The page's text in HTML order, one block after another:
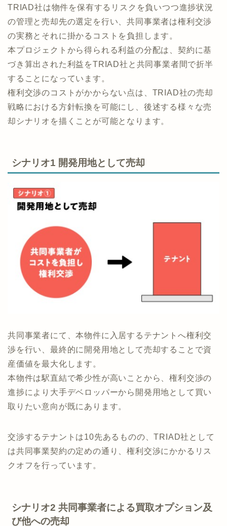
TRIAD社は物件を保有するリスクを負いつつ進捗状況
の管理と売却先の選定を行い、共同事業者は権利交渉
の実務とそれに掛かるコストを負担します。
本プロジェクトから得られる利益の分配は、契約に基
づき算出された利益をTRIAD社と共同事業者間で折半
することになっています。
権利交渉のコストがかからない点は、TRIAD社の売却
戦略における方針転換を可能にし、後述する様々な売
却シナリオを描くことが可能となります。
シナリオ1 開発用地として売却
共同事業者にて、本物件に入居するテナントへ権利交
渉を行い、最終的に開発用地として売却することで資
産価値を最大化します。
本物件は駅直結で希少性が高いことから、権利交渉の
進捗により大手デベロッパーから開発用地として買い
取りたい意向が既にあります。
交渉するテナントは10先あるものの、TRIAD社として
は共同事業契約の定めの通り、権利交渉にかかるリス
クオフを行っています。
シナリオ2 共同事業者による買取オプション及
び他への売却